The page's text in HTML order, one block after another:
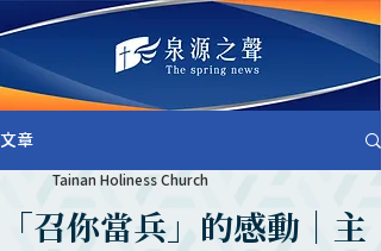
文章
「召你當兵」的感動｜主
Tainan Holiness Church